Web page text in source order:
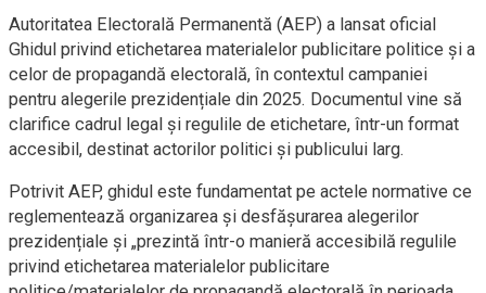
Autoritatea Electorală Permanentă (AEP) a lansat oficial
Ghidul privind etichetarea materialelor publicitare politice și a
celor de propagandă electorală, în contextul campaniei
pentru alegerile prezidențiale din 2025. Documentul vine să
clarifice cadrul legal și regulile de etichetare, într-un format
accesibil, destinat actorilor politici și publicului larg.
Potrivit AEP, ghidul este fundamentat pe actele normative ce
reglementează organizarea și desfășurarea alegerilor
prezidențiale și „prezintă într-o manieră accesibilă regulile
privind etichetarea materialelor publicitare